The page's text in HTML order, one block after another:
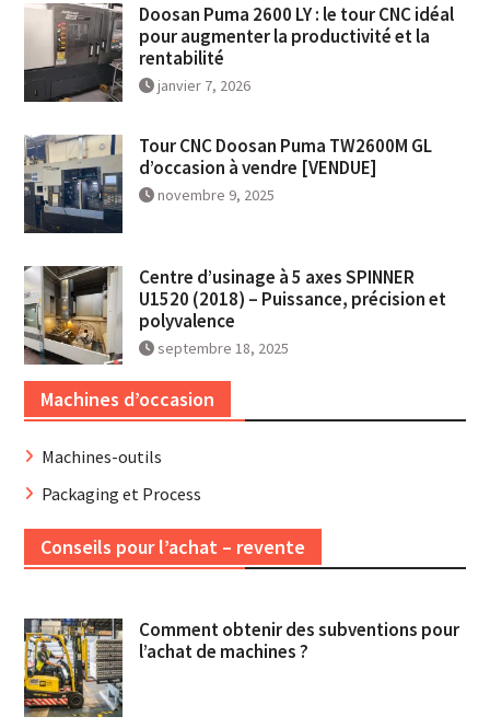
Doosan Puma 2600 LY : le tour CNC idéal
pour augmenter la productivité et la
rentabilité
janvier 7, 2026
Tour CNC Doosan Puma TW2600M GL
d’occasion à vendre [VENDUE]
novembre 9, 2025
Centre d’usinage à 5 axes SPINNER
U1520 (2018) – Puissance, précision et
polyvalence
septembre 18, 2025
Machines d’occasion
Machines-outils
Packaging et Process
Conseils pour l’achat – revente
Comment obtenir des subventions pour
l’achat de machines ?